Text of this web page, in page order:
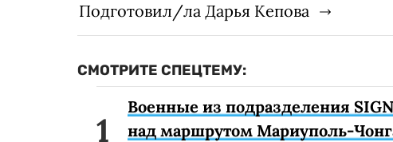
Подготовил/ла Дарья Кепова
СМОТРИТЕ СПЕЦТЕМУ:
Военные из подразделения
над маршрутом Мариуполь-